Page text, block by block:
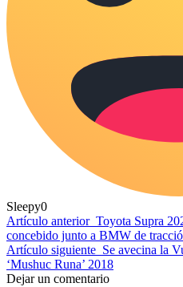
Sleepy0
Artículo anterior Toyota Supra
concebido junto a BMW de
Artículo siguiente Se avecina la
‘Mushuc Runa’ 2018
Dejar un comentario